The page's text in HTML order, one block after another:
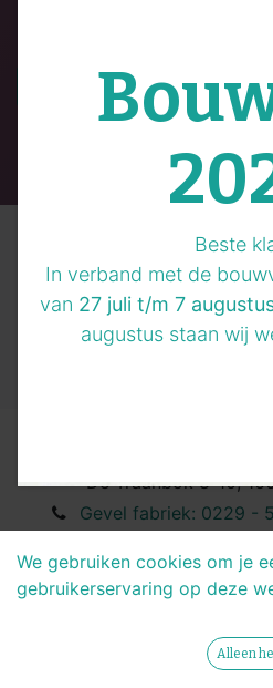
Deze week Deze maand
Nog geen
Beste
In verband met de
van 27 juli t/m 7
augustus staan wij
De Traanbok 8-10,
Gevel fabriek: 0229 -
Copyright ©
We gebruiken cookies om je
gebruikerservaring op deze
Alleen